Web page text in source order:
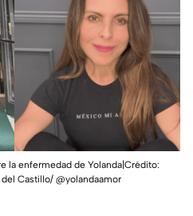
la enfermedad de Yolanda|Crédito:
Castillo/ @yolandaamor